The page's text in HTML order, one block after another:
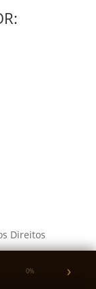
Direitos
- SP CEP
0% ›